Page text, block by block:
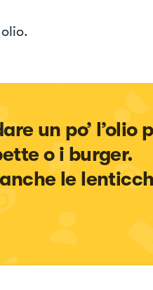
un po’ l’olio
o i burger.
le